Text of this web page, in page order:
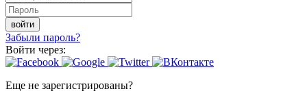
войти
Забыли пароль?
Войти через:
Еще не зарегистрированы?